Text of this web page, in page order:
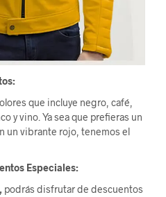
que incluye negro, café,
y vino. Ya sea que prefieras un
un vibrante rojo, tenemos el
Especiales:
podrás disfrutar de descuentos